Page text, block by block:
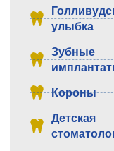
улыбка
Зубные
Короны
Детская